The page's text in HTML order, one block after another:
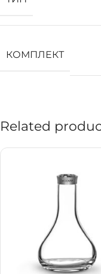
КОМПЛЕКТ
Related